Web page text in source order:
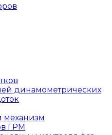
динамометрических
механизм
ГРМ